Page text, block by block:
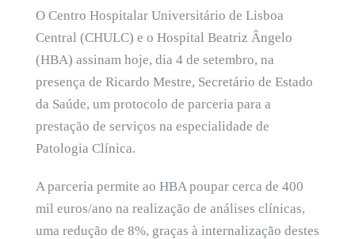
O Centro Hospitalar Universitário de Lisboa
Central (CHULC) e o Hospital Beatriz Ângelo
(HBA) assinam hoje, dia 4 de setembro, na
presença de Ricardo Mestre, Secretário de Estado
da Saúde, um protocolo de parceria para a
prestação de serviços na especialidade de
Patologia Clínica.
A parceria permite ao HBA poupar cerca de 400
mil euros/ano na realização de análises clínicas,
uma redução de 8%, graças à internalização destes